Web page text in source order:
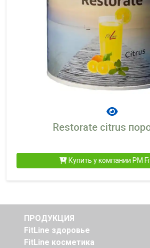
Restorate citrus
Купить у компании PM
ПРОДУКЦИЯ
FitLine здоровье
FitLine косметика